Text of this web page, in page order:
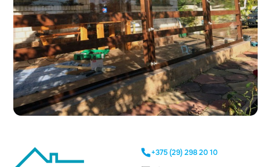
+375 (29) 298 20 10